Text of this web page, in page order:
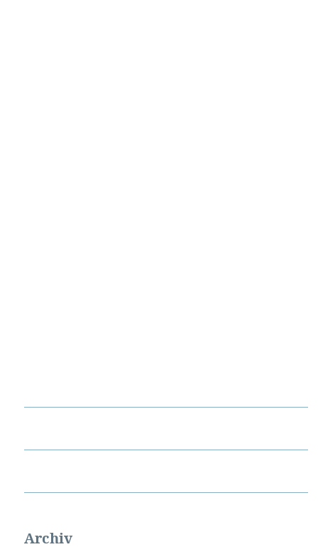
Archiv